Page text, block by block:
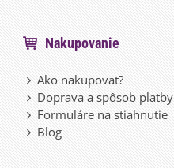
Nakupovanie
Ako nakupovať?
Doprava a spôsob platby
Formuláre na stiahnutie
Blog